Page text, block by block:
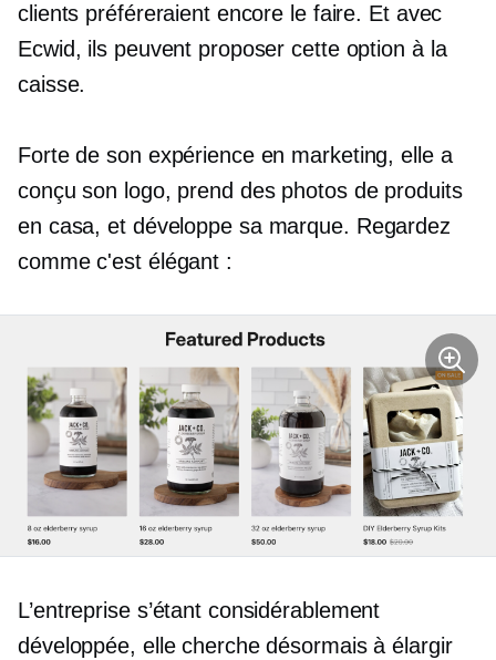
clients préféreraient encore le faire. Et avec
Ecwid, ils peuvent proposer cette option à la
caisse.
Forte de son expérience en marketing, elle a
conçu son logo, prend des photos de produits
en casa, et développe sa marque. Regardez
comme c'est élégant :
L’entreprise s’étant considérablement
développée, elle cherche désormais à élargir